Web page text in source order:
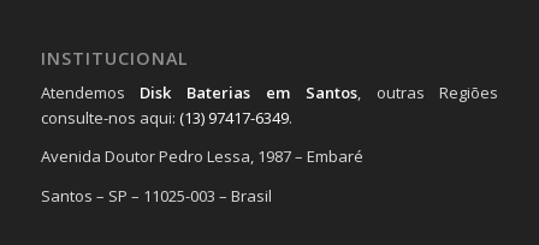
INSTITUCIONAL
Atendemos Disk Baterias em Santos, outras Regiões
consulte-nos aqui: (13) 97417-6349.
Avenida Doutor Pedro Lessa, 1987 – Embaré
Santos – SP – 11025-003 – Brasil